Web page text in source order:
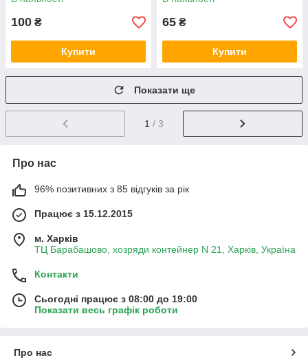
100 ₴
Купити
65 ₴
Купити
Показати ще
1 / 3
Про нас
96% позитивних з 85 відгуків за рік
Працює з 15.12.2015
м. Харків
ТЦ Барабашово, хозряди контейнер N 21, Харків, Україна
Контакти
Сьогодні працює з 08:00 до 19:00
Показати весь графік роботи
Про нас